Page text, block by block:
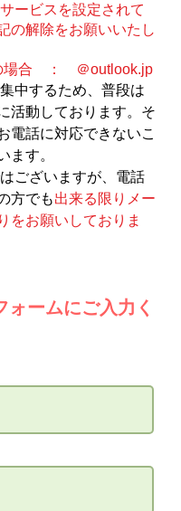
ービスを設定されて
の解除をお願いいたし
合 ： ＠outlook.jp
中するため、普段は
活動しております。そ
電話に対応できないこ
ます。
ございますが、電話
方でも出来る限りメー
をお願いしておりま
ォームにご入力く